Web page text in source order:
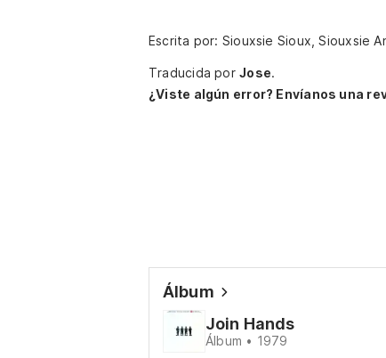
Escrita por: Siouxsie Sioux, Siouxsie
Traducida porJose.
¿Viste algún error? Envíanos una
Álbum
Join Hands
Álbum • 1979